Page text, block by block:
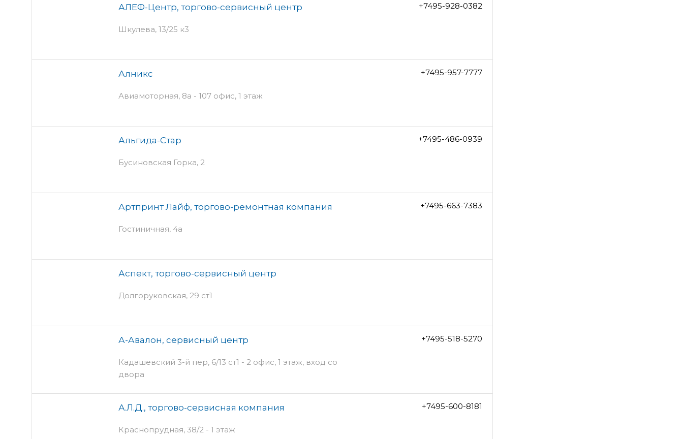
АЛЕФ-Центр, торгово-сервисный центр
Шкулева, 13/25 к3
+7495-928-0382
Алникс
Авиамоторная, 8а - 107 офис, 1 этаж
+7495-957-7777
Альгида-Стар
Бусиновская Горка, 2
+7495-486-0939
Артпринт Лайф, торгово-ремонтная компания
Гостиничная, 4а
+7495-663-7383
Аспект, торгово-сервисный центр
Долгоруковская, 29 ст1
А-Авалон, сервисный центр
Кадашевский 3-й пер, 6/13 ст1 - 2 офис, 1 этаж, вход со
двора
+7495-518-5270
А.Л.Д., торгово-сервисная компания
Краснопрудная, 38/2 - 1 этаж
+7495-600-8181